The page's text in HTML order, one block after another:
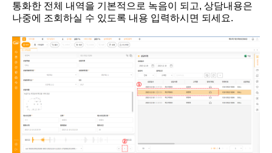
통화한 전체 내역을 기본적으로 녹음이 되고, 상담내용은
나중에 조회하실 수 있도록 내용 입력하시면 되세요.